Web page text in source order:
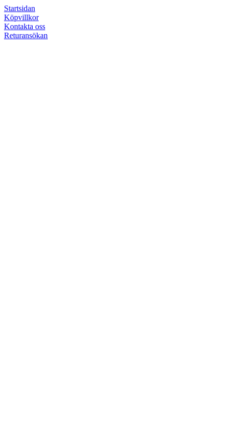
Startsidan
Köpvillkor
Kontakta oss
Returansökan